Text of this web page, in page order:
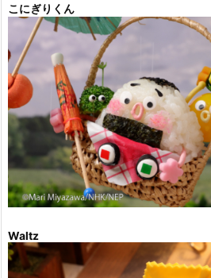
こにぎりくん
Waltz